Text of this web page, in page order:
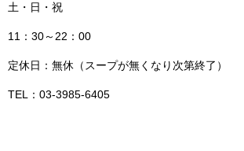
土・日・祝
11：30～22：00
定休日：無休（スープが無くなり次第終了）
TEL：03‐3985‐6405